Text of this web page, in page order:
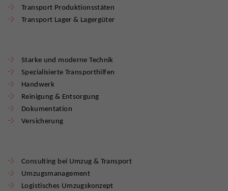
Transport Produktionsstäten
Transport Lager & Lagergüter
Starke und moderne Technik
Spezialisierte Transporthilfen
Handwerk
Reinigung & Entsorgung
Dokumentation
Versicherung
Consulting bei Umzug & Transport
Umzugsmanagement
Logistisches Umzugskonzept